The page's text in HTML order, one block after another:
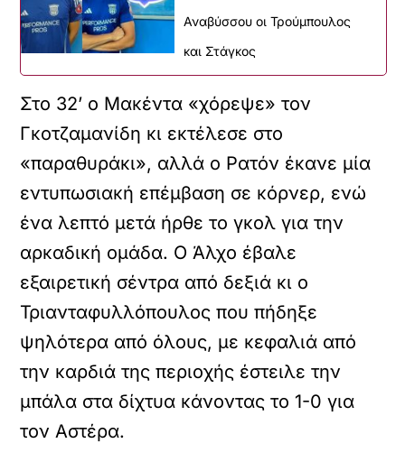
Αναβύσσου οι Τρούμπουλος
και Στάγκος
Στο 32’ ο Μακέντα «χόρεψε» τον
Γκοτζαμανίδη κι εκτέλεσε στο
«παραθυράκι», αλλά ο Ρατόν έκανε μία
εντυπωσιακή επέμβαση σε κόρνερ, ενώ
ένα λεπτό μετά ήρθε το γκολ για την
αρκαδική ομάδα. Ο Άλχο έβαλε
εξαιρετική σέντρα από δεξιά κι ο
Τριανταφυλλόπουλος που πήδηξε
ψηλότερα από όλους, με κεφαλιά από
την καρδιά της περιοχής έστειλε την
μπάλα στα δίχτυα κάνοντας το 1-0 για
τον Αστέρα.